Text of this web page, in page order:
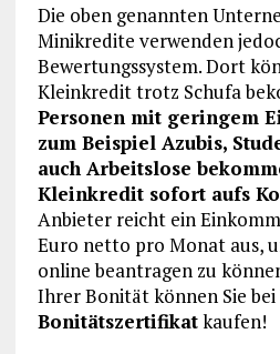
Die oben genannten
Minikredite verwenden
Bewertungssystem. Dort
Kleinkredit trotz Schufa
Personen mit geringem
zum Beispiel Azubis,
auch Arbeitslose
Kleinkredit sofort aufs
Anbieter reicht ein
Euro netto pro Monat aus,
online beantragen zu
Ihrer Bonität können Sie bei
Bonitätszertifikatkaufen!